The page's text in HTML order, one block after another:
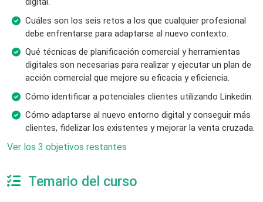
Cuáles son los seis retos a los que cualquier profesional
debe enfrentarse para adaptarse al nuevo contexto.
Qué técnicas de planificación comercial y herramientas
digitales son necesarias para realizar y ejecutar un plan de
acción comercial que mejore su eficacia y eficiencia.
Cómo identificar a potenciales clientes utilizando Linkedin.
Cómo adaptarse al nuevo entorno digital y conseguir más
clientes, fidelizar los existentes y mejorar la venta cruzada.
Ver los 3 objetivos restantes
Temario del curso